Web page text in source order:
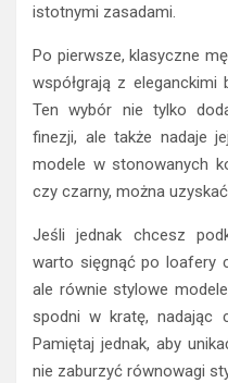
istotnymi zasadami.
Po pierwsze, klasyczne
współgrają z
Ten wybór nie tylko
finezji, ale także nadaje
modele w stonowanych
czy czarny, można
Jeśli jednak chcesz
warto sięgnąć po loafery
ale równie stylowe
spodni w kratę, nadając
Pamiętaj jednak, aby
nie zaburzyć równowagi